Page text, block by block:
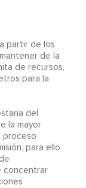
partir de los
de la
de recursos,
para la
del
la mayor
proceso
para ello
concentrar